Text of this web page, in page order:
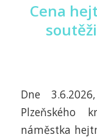
Cena
Dne
Plzeňského
náměstka